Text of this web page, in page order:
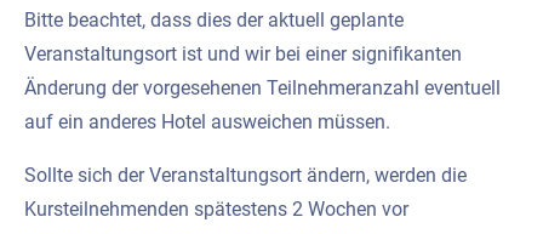
Bitte beachtet, dass dies der aktuell geplante
Veranstaltungsort ist und wir bei einer signifikanten
Änderung der vorgesehenen Teilnehmeranzahl eventuell
auf ein anderes Hotel ausweichen müssen.
Sollte sich der Veranstaltungsort ändern, werden die
Kursteilnehmenden spätestens 2 Wochen vor